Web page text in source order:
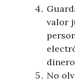
valor
No